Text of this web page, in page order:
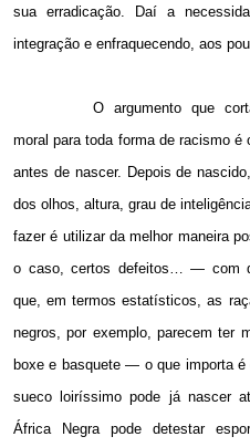
sua erradicação. Daí a
integração e enfraquecendo, aos
O argumento que
moral para toda forma de racismo
antes de nascer. Depois de
dos olhos, altura, grau de
fazer é utilizar da melhor maneira
o caso, certos defeitos… — com
que, em termos estatísticos, as
negros, por exemplo, parecem ter
boxe e basquete — o que importa
sueco loiríssimo pode já nascer
África Negra pode detestar